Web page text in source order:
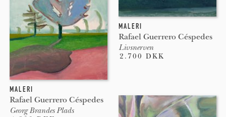
MALERI
Rafael Guerrero Céspedes
Georg Brandes Plads
MALERI
Rafael Guerrero Céspedes
Livsnerven
2.700 DKK